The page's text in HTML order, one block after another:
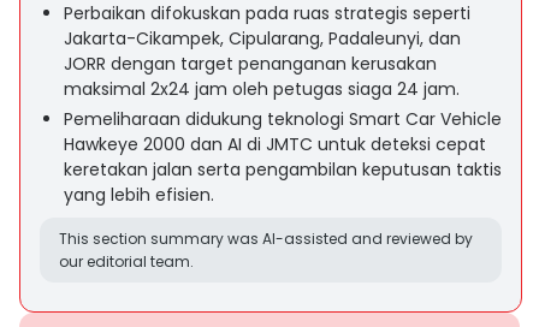
Perbaikan difokuskan pada ruas strategis seperti
Jakarta-Cikampek, Cipularang, Padaleunyi, dan
JORR dengan target penanganan kerusakan
maksimal 2x24 jam oleh petugas siaga 24 jam.
Pemeliharaan didukung teknologi Smart Car Vehicle
Hawkeye 2000 dan AI di JMTC untuk deteksi cepat
keretakan jalan serta pengambilan keputusan taktis
yang lebih efisien.
This section summary was AI-assisted and reviewed by
our editorial team.